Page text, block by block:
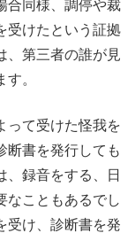
合同様、調停や裁
受けたという証拠
、第三者の誰が見
。
って受けた怪我を
断書を発行しても
、録音をする、日
なこともあるでし
受け、診断書を発